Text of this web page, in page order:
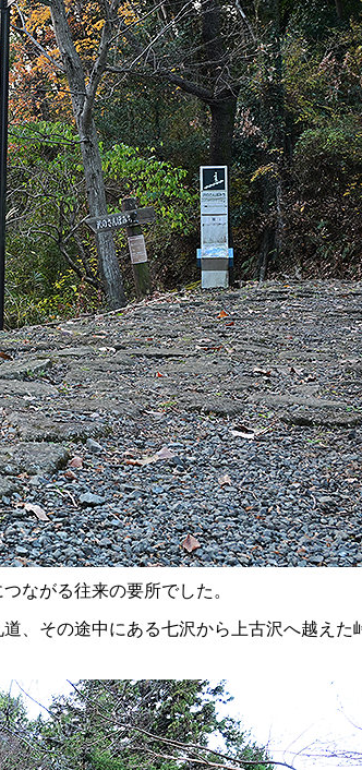
ながる往来の要所でした。
、その途中にある七沢から上古沢へ越えた